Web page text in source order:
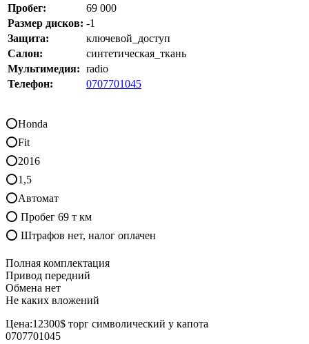
Пробег:
69 000
Размер дисков: -1
Защита:
ключевой_доступ
Салон:
синтетическая_ткань
Мультимедия: radio
Телефон:
0707701045
⭕Honda
⭕Fit
⭕2016
⭕1,5
⭕Автомат
⭕ Пробег 69 т км
⭕ Штрафов нет, налог оплачен
Полная комплектация
Привод передний
Обмена нет
Не каких вложений
Цена:12300$ торг символический у капота
0707701045